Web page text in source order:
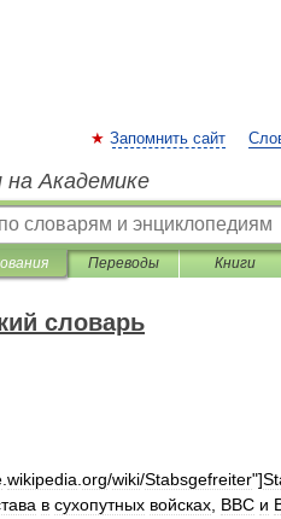
Запомнить сайт
на Академике
Переводы Книги
словарь
wikipedia org/wiki/Stabsgefreiter"]
в сухопутных войсках ВВС и